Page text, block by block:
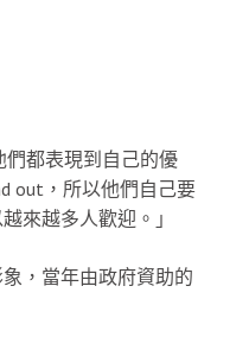
都表現到自己的優
out，所以他們自己要
來越多人歡迎。」
，當年由政府資助的